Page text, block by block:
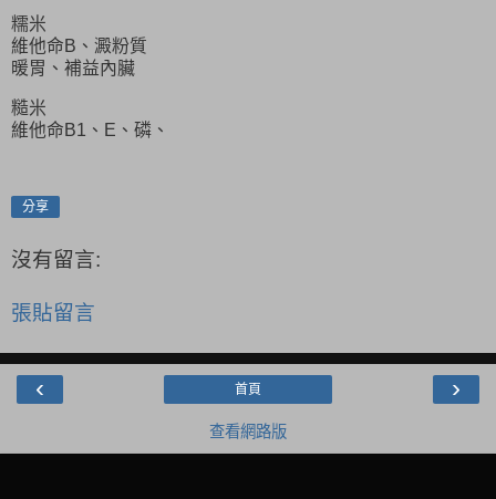
糯米
維他命B、澱粉質
暖胃、補益內臟
糙米
維他命B1、E、磷、
分享
沒有留言:
張貼留言
‹ ›
首頁
查看網路版